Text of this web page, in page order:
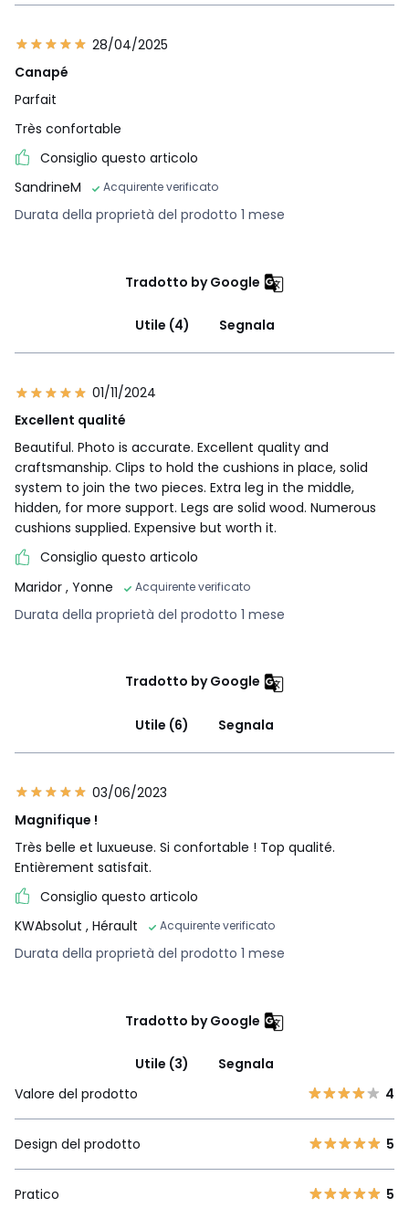
28/04/2025
Canapé
Parfait
Très confortable
Consiglio questo articolo
SandrineM
Acquirente verificato
Durata della proprietà del prodotto 1 mese
Tradotto by Google
Utile (4) Segnala
01/11/2024
Excellent qualité
Beautiful. Photo is accurate. Excellent quality and
craftsmanship. Clips to hold the cushions in place, solid
system to join the two pieces. Extra leg in the middle,
hidden, for more support. Legs are solid wood. Numerous
cushions supplied. Expensive but worth it.
Consiglio questo articolo
Maridor , Yonne Acquirente verificato
Durata della proprietà del prodotto 1 mese
Tradotto by Google
Utile (6) Segnala
03/06/2023
Magnifique !
Très belle et luxueuse. Si confortable ! Top qualité.
Entièrement satisfait.
Consiglio questo articolo
KWAbsolut , Hérault Acquirente verificato
Durata della proprietà del prodotto 1 mese
Tradotto by Google
Utile (3)
Segnala
Valore del prodotto
4
Design del prodotto 5
Pratico 5